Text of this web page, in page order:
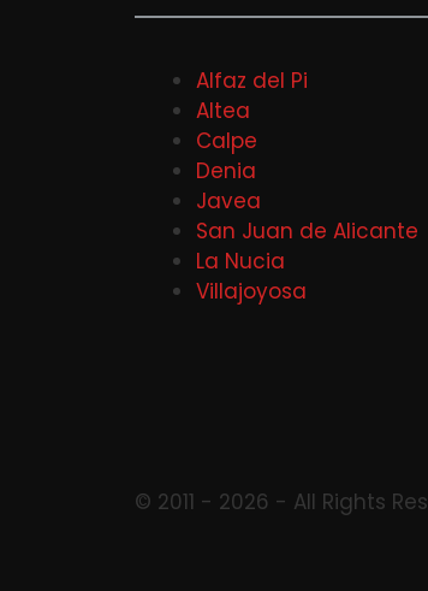
Alfaz del Pi
Altea
Calpe
Denia
Javea
San Juan de Alicante
La Nucia
Villajoyosa
© 2011 - 2026 - All Rights